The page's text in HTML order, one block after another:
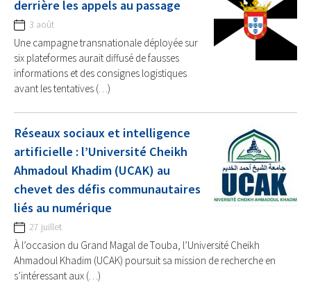
derrière les appels au passage
3 août
Une campagne transnationale déployée sur
six plateformes aurait diffusé de fausses
informations et des consignes logistiques
avant les tentatives (…)
Réseaux sociaux et intelligence
artificielle : l’Université Cheikh
Ahmadoul Khadim (UCAK) au
chevet des défis communautaires
liés au numérique
27 juillet
À l’occasion du Grand Magal de Touba, l’Université Cheikh
Ahmadoul Khadim (UCAK) poursuit sa mission de recherche en
s’intéressant aux (…)